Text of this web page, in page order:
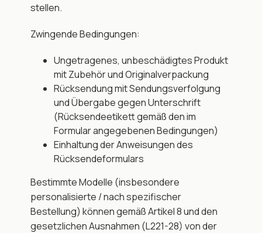
stellen.
Zwingende Bedingungen:
Ungetragenes, unbeschädigtes Produkt
mit Zubehör und Originalverpackung
Rücksendung mit Sendungsverfolgung
und Übergabe gegen Unterschrift
(Rücksendeetikett gemäß den im
Formular angegebenen Bedingungen)
Einhaltung der Anweisungen des
Rücksendeformulars
Bestimmte Modelle (insbesondere
personalisierte / nach spezifischer
Bestellung) können gemäß Artikel 8 und den
gesetzlichen Ausnahmen (L221-28) von der